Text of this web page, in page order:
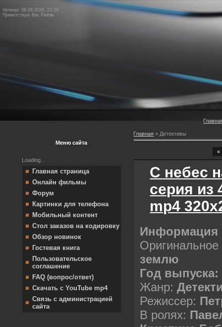
Четверг, 06.08.2026, 23:29
Приветствую Вас Гость
Меню сайта
Loading...
Главная страница
Онлайн фильмы
Форум
Картинки для телефона
Мобильный контент
Стол заказов на кодировку
Обзор новинок
Гостевая книга
Пользовательское
соглашение
FAQ (вопрос/ответ)
Скачать с YouTube mp4
Связь с администрацией
сайта
Главная » Детективы
«
С небес
серия из
mp4
Оригинальное
землю
Год выпуска:
Жанр:
Режиссер:
В ролях: